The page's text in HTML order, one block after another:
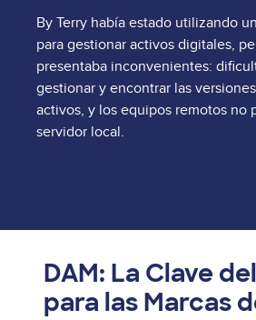
By Terry había estado utilizando
para gestionar activos digitales,
presentaba inconvenientes:
gestionar y encontrar las
activos, y los equipos remotos no
servidor local.
DAM: La Clave
para las Marcas